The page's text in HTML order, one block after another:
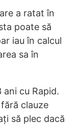
a ratat în
poate să
iau în calcul
sa în
cu Rapid.
clauze
să plec dacă